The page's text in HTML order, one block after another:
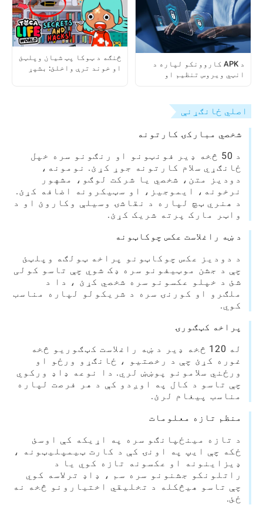
د APK کاروونکو لپاره د
انټي ویروس تنظیم او
څنګه د ټوکا پټ شیان وپلټئ
او خوند ترې واخلئ: بشپړ
اصلي ځانګړنې
شخصي مبارکۍ کارتونه
د 50 څخه ډیر فونټونو او رنګونو سره خپل
ځانګړي سلام کارتونه جوړ کړئ. نومونه،
دودیز متن، شخصي یا شرکت لوګو، مشهور
نرخونه، ایموجیز، او سټیکرونه اضافه کړئ.
د هنري ټچ لپاره د نقاشۍ وسیلې وکاروئ او د
واټر مارک پرته شریک کړئ.
د ښه راغلاست عکس چوکاټونه
د دودیز عکس چوکاټونو پراخه ټولګه وپلټئ
چې د جشن موټیفونو سره ډک شوي چې تاسو کولی
شئ د خپلو عکسونو سره شخصي کړئ ، دا د
ملګرو او کورنۍ سره د شریکولو لپاره مناسب
کوي.
پراخه کټګورۍ
له 120 څخه ډیر د ښه راغلاست کټګوریو څخه
غوره کړئ چې د رخصتیو ، ځانګړو ورځو او
ورځني سلامونو پوښښ لري. دا نوعه ډاډ ورکوي
چې تاسو د کال په اوږدو کې د هر فرصت لپاره
مناسب پیغام لرئ.
منظم تازه معلومات
د تازه مینځپانګو سره په اړیکه کې اوسئ
ځکه چې ایپ په اونۍ کې د کارت ټیمپلیټونه ،
ډیزاینونه او عکسونه تازه کوي یا د
راتلونکو جشنونو سره سم ، ډاډ ترلاسه کوي
چې تاسو هیڅکله د تخلیقي اختیارونو څخه نه
ځئ.